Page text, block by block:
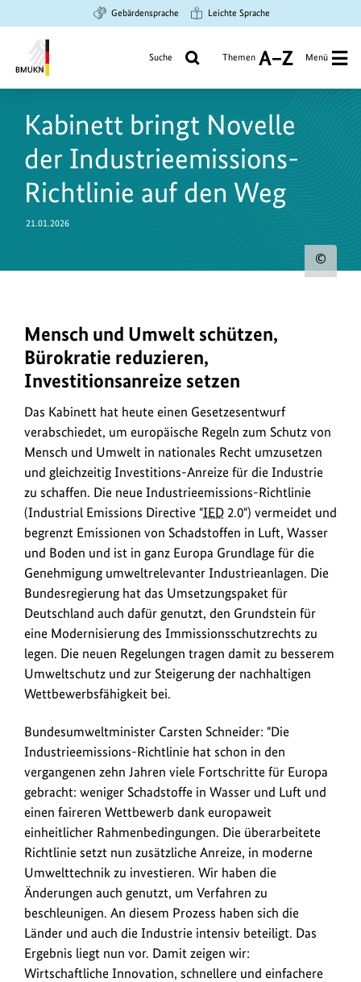
Hauptinhalt
springen
Suche
springen
Hauptnavigation
springen
Gebärdensprache Leichte Sprache
Umwelt,
Naturschutz
und
nukleare
Sicherheit
Suche Themen
A
Z
Menü
Kabinett bringt Novelle
der Industrieemissions-
Richtlinie auf den Weg
21.01.2026
Das
Kabinett
hat
einen
Gesetzesentwurf
verabschiedet,
um
europäische
Regeln
zum
Schutz
von
Mensch
und
Umwelt
in
nationales
Recht
umzusetzen
und
Investitions-
Anreize
für
die
Industrie
zu
schaffen.
Mensch und Umwelt schützen,
Bürokratie reduzieren,
Investitionsanreize setzen
Das Kabinett hat heute einen Gesetzesentwurf
verabschiedet, um europäische Regeln zum Schutz von
Mensch und Umwelt in nationales Recht umzusetzen
und gleichzeitig Investitions-Anreize für die Industrie
zu schaffen. Die neue Industrieemissions-Richtlinie
(Industrial Emissions Directive "IED 2.0") vermeidet und
begrenzt Emissionen von Schadstoffen in Luft, Wasser
und Boden und ist in ganz Europa Grundlage für die
Genehmigung umweltrelevanter Industrieanlagen. Die
Bundesregierung hat das Umsetzungspaket für
Deutschland auch dafür genutzt, den Grundstein für
eine Modernisierung des Immissionsschutzrechts zu
legen. Die neuen Regelungen tragen damit zu besserem
Umweltschutz und zur Steigerung der nachhaltigen
Wettbewerbsfähigkeit bei.
Bundesumweltminister Carsten Schneider: "Die
Industrieemissions-Richtlinie hat schon in den
vergangenen zehn Jahren viele Fortschritte für Europa
gebracht: weniger Schadstoffe in Wasser und Luft und
einen faireren Wettbewerb dank europaweit
einheitlicher Rahmenbedingungen. Die überarbeitete
Richtlinie setzt nun zusätzliche Anreize, in moderne
Umwelttechnik zu investieren. Wir haben die
Änderungen auch genutzt, um Verfahren zu
beschleunigen. An diesem Prozess haben sich die
Länder und auch die Industrie intensiv beteiligt. Das
Ergebnis liegt nun vor. Damit zeigen wir:
Wirtschaftliche Innovation, schnellere und einfachere